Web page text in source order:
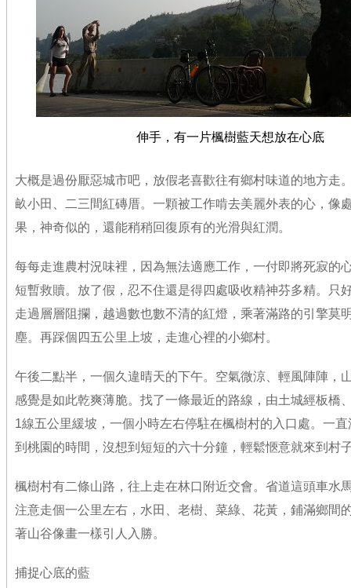
伸手，有一片楓樹藍天想放在心底
大概是過份厭惡城市吧，放假老喜歡往有鄉村味道的地方走
畝小田、二三間紅磚厝。一顆被工作啃去美麗外表的心，像
果，神奇似的，還能稍稍回復原有的光滑與紅潤。
每每走進農村況味裡，因為無法適應工作，一付即將死寂的
短暫救贖。放了假，忍不住還是得四處吸收精神芬多精。只
走過層層阻攔，越過數也數不清的紅燈，乘著滿路的引擎莫
塵。再踩個四五公里上坡，走進心裡的小鄉村。
午後二點半，一個久違晴天的下午。空氣微涼、輕風陣陣，
感覺是如此乾爽薄脆。找了一條最近的路線，由土城經板橋
1線五公里緩坡，一個小時左右停駐在楓樹村的入口處。一
到桃園的時間，沒想到短短的六十分鐘，輕鬆愜意就來到村
楓樹村有二條山路，往上走在林口附近交會。省道這頭車水
注意走個一公里左右，水田、老樹、菜綠、花黃，鋪滿鄉間
著山谷像畫一樣引人入勝。
捕捉心底的藍